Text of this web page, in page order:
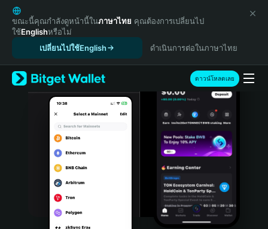
English
日本語
Tiếng Việt
Español (Latinoamérica)
Türkçe
Italiano
Português (Portugal)
Bahasa Indonesia
ขณะนี้คุณกำลังดูหน้านี้ในภาษาไทย คุณต้องการเปลี่ยนไป
ใช้Englishหรือไม่
เปลี่ยนไปใช้English
ดำเนินการต่อในภาษาไทย
ดาวน์โหลดเลย